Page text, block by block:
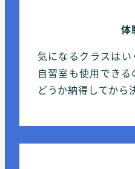
体
気になるクラスはい
自習室も使用でき
どうか納得してから